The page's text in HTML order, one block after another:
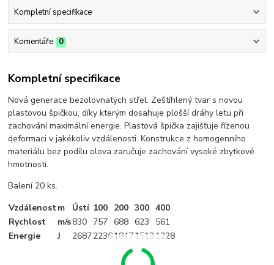
Kompletní specifikace
Komentáře 0
Kompletní specifikace
Nová generace bezolovnatých střel. Zeštíhlený tvar s novou
plastovou špičkou, díky kterým dosahuje plošší dráhy letu při
zachování maximální energie. Plastová špička zajišťuje řízenou
deformaci v jakékoliv vzdálenosti. Konstrukce z homogenního
materiálu bez podílu olova zaručuje zachování vysoké zbytkové
hmotnosti.
Balení 20 ks.
Vzdálenostm Ústí 100 200 300 400
Rychlost
m/s830 757 688 623
561
Energie
J 2687223618471513 1228